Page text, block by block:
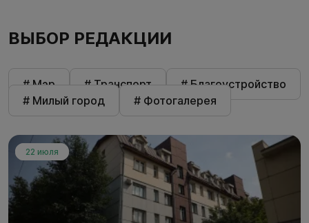
ВЫБОР РЕДАКЦИИ
# Мэр # Транспорт
# Благоустройство
# Милый город
# Фотогалерея
22 июля